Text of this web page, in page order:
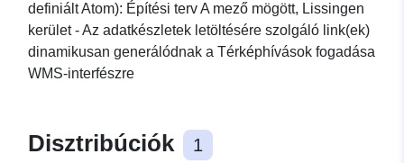
definiált Atom): Építési terv A mező mögött, Lissingen
kerület - Az adatkészletek letöltésére szolgáló link(ek)
dinamikusan generálódnak a Térképhívások fogadása
WMS-interfészre
Disztribúciók 1